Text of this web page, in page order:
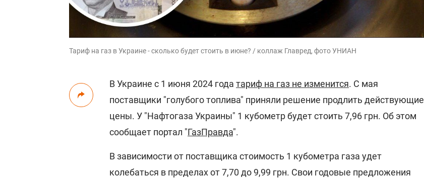
Тариф на газ в Украине - сколько будет стоить в июне? / коллаж Главред, фото УНИАН
В Украине с 1 июня 2024 года тариф на газ не изменится. С мая
поставщики "голубого топлива" приняли решение продлить действующие
цены. У "Нафтогаза Украины" 1 кубометр будет стоить 7,96 грн. Об этом
сообщает портал "ГазПравда".
В зависимости от поставщика стоимость 1 кубометра газа удет
колебаться в пределах от 7,70 до 9,99 грн. Свои годовые предложения